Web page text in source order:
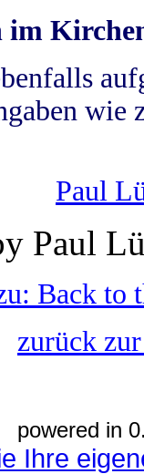
im
wie
Paul
Paul
Back to
zurück
powered in
Ihre